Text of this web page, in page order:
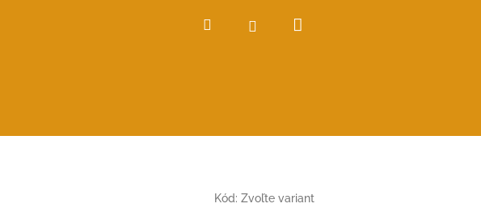
Hľadať Prihlásenie
Kód: Zvoľte variant